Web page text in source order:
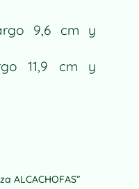
9,6 cm y
11,9 cm y
ALCACHOFAS”